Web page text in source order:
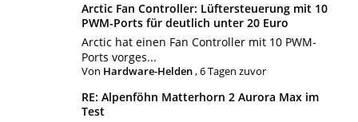
Arctic Fan Controller: Lüftersteuerung mit 10
PWM-Ports für deutlich unter 20 Euro
Arctic hat einen Fan Controller mit 10 PWM-
Ports vorges...
Von Hardware-Helden,6 Tagen zuvor
RE: Alpenföhn Matterhorn 2 Aurora Max im
Test